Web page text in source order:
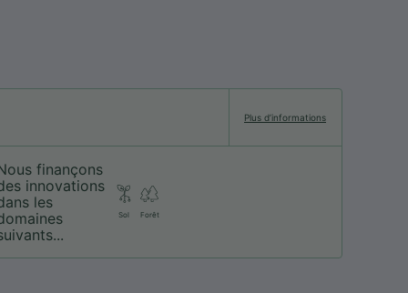
finançons
innovations
les
Sol Forêt
Plus d’informations